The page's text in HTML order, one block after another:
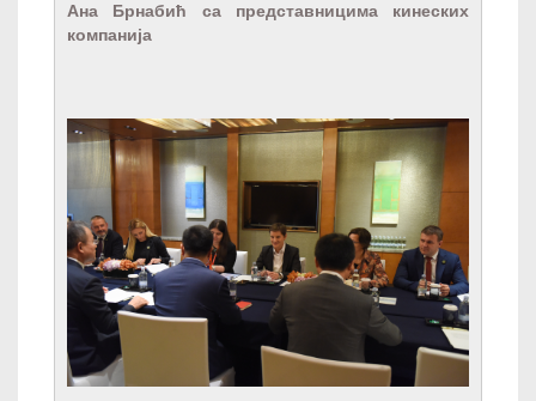
Ана Брнабић са представницима кинеских
компанија